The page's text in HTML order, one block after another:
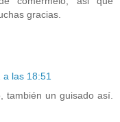
gracias.
las 18:51
también un guisado así.